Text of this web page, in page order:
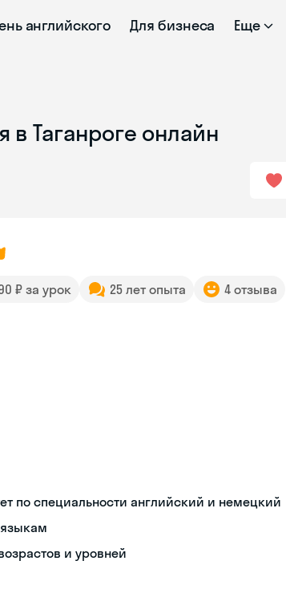
английского Для бизнеса Еще
Таганроге онлайн
₽ за урок 25 лет опыта 4 отзыва
по специальности английский и немецкий
и уровней